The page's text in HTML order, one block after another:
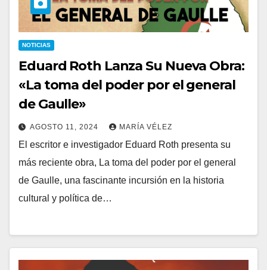
NOTICIAS
Eduard Roth Lanza Su Nueva Obra:
«La toma del poder por el general
de Gaulle»
AGOSTO 11, 2024 MARÍA VÉLEZ
El escritor e investigador Eduard Roth presenta su
más reciente obra, La toma del poder por el general
de Gaulle, una fascinante incursión en la historia
cultural y política de…